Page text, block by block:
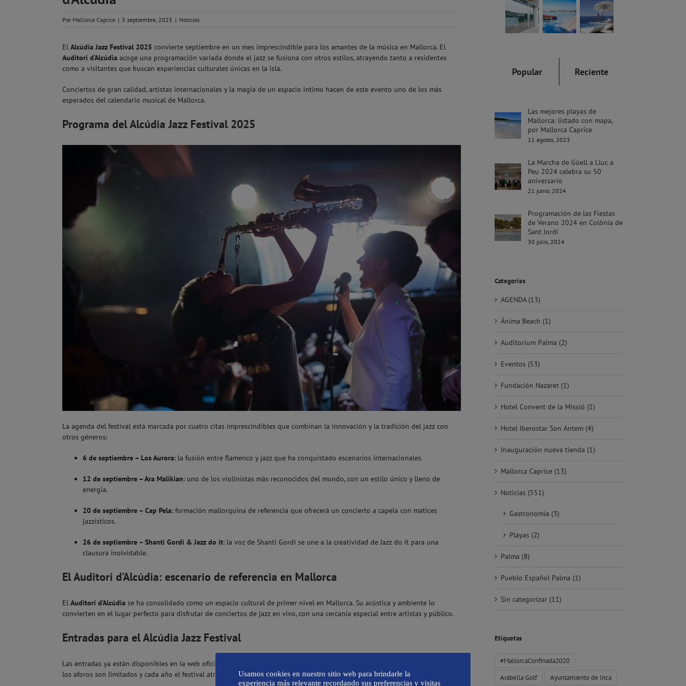
Por Mallorca Caprice | 5 septiembre, 2025 | Noticias
El Alcúdia Jazz Festival 2025 convierte septiembre en un mes imprescindible para los amantes de la música en Mallorca. El
Auditori d’Alcúdia acoge una programación variada donde el jazz se fusiona con otros estilos, atrayendo tanto a residentes
como a visitantes que buscan experiencias culturales únicas en la isla.
Conciertos de gran calidad, artistas internacionales y la magia de un espacio íntimo hacen de este evento uno de los más
esperados del calendario musical de Mallorca.
Programa del Alcúdia Jazz Festival 2025
La agenda del festival está marcada por cuatro citas imprescindibles que combinan la innovación y la tradición del jazz con
otros géneros:
6 de septiembre – Los Aurora: la fusión entre flamenco y jazz que ha conquistado escenarios internacionales.
12 de septiembre – Ara Malikian: uno de los violinistas más reconocidos del mundo, con un estilo único y lleno de
energía.
20 de septiembre – Cap Pela: formación mallorquina de referencia que ofrecerá un concierto a capela con matices
jazzísticos.
26 de septiembre – Shanti Gordi & Jazz do it: la voz de Shanti Gordi se une a la creatividad de Jazz do it para una
clausura inolvidable.
El Auditori d’Alcúdia: escenario de referencia en Mallorca
El Auditori d’Alcúdia se ha consolidado como un espacio cultural de primer nivel en Mallorca. Su acústica y ambiente lo
convierten en el lugar perfecto para disfrutar de conciertos de jazz en vivo, con una cercanía especial entre artistas y público.
Entradas para el Alcúdia Jazz Festival
Las entradas ya están disponibles en la web oficial del Auditori:
los aforos son limitados y cada año el festival atrae a un gran número de asistentes.
Popular Reciente
Las mejores playas de
Mallorca: listado con mapa,
por Mallorca Caprice
11 agosto, 2023
La Marcha de Güell a Lluc a
Peu 2024 celebra su 50
aniversario
21 junio, 2024
Programación de las Fiestas
de Verano 2024 en Colònia de
Sant Jordi
30 julio, 2024
Categories
AGENDA (13)
Ánima Beach (1)
Auditorium Palma (2)
Eventos (53)
Fundación Nazaret (1)
Hotel Convent de la Missió (1)
Hotel Iberostar Son Antem (4)
Inauguración nueva tienda (1)
Mallorca Caprice (13)
Noticias (551)
Gastronomía (3)
Playas (2)
Palma (8)
Pueblo Español Palma (1)
Sin categorizar (11)
Etiquetas
#MallorcaConfinada2020
Arabella Golf Ayuntamiento de Inca
Usamos cookies en nuestro sitio web para brindarle la
experiencia más relevante recordando sus preferencias y visitas